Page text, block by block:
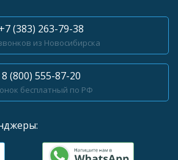
+7 (383) 263-79-38
из Новосибирска
8 (800) 555-87-20
бесплатный по РФ